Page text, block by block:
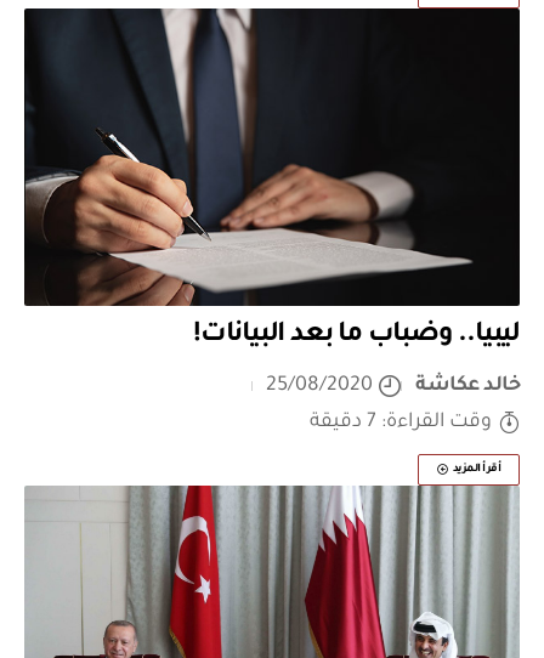
ليبيا.. وضباب ما بعد البيانات!
خالد عكاشة
25/08/2020
وقت القراءة: 7 دقيقة
أقرأ المزيد